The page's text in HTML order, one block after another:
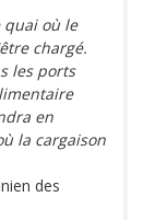
quai où le
chargé.
les ports
en
la cargaison
des